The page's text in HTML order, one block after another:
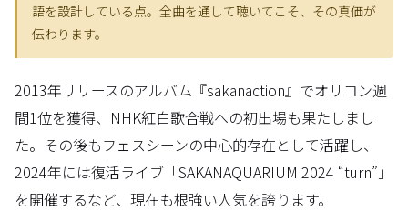
語を設計している点。全曲を通して聴いてこそ、その真価が
伝わります。
2013年リリースのアルバム『sakanaction』でオリコン週
間1位を獲得、NHK紅白歌合戦への初出場も果たしまし
た。その後もフェスシーンの中心的存在として活躍し、
2024年には復活ライブ「SAKANAQUARIUM 2024 “turn”」
を開催するなど、現在も根強い人気を誇ります。